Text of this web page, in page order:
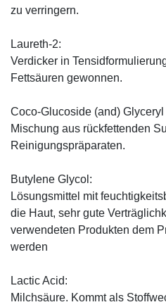
zu verringern.
Laureth-2:
Verdicker in
Fettsäuren gewonnen.
Coco-Glucoside (and) Glyceryl
Mischung aus rückfettenden
Reinigungspräparaten.
Butylene Glycol:
Lösungsmittel mit
die Haut, sehr gute
verwendeten Produkten dem
werden
Lactic Acid:
Milchsäure. Kommt als